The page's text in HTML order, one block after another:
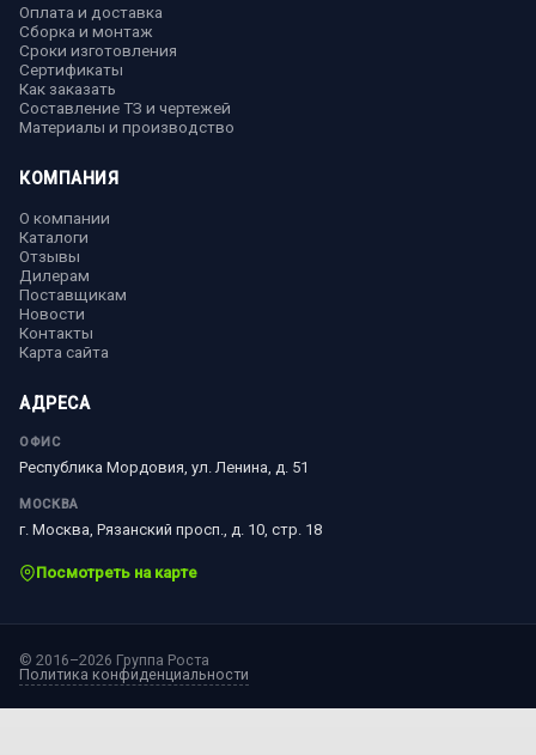
Оплата и доставка
Сборка и монтаж
Сроки изготовления
Сертификаты
Как заказать
Составление ТЗ и чертежей
Материалы и производство
КОМПАНИЯ
О компании
Каталоги
Отзывы
Дилерам
Поставщикам
Новости
Контакты
Карта сайта
АДРЕСА
ОФИС
Республика Мордовия, ул. Ленина, д. 51
МОСКВА
г. Москва, Рязанский просп., д. 10, стр. 18
Посмотреть на карте
© 2016–2026 Группа Роста
Политика конфиденциальности